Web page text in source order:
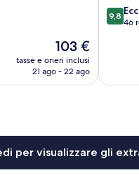
Il
prezzo
attuale
103 €
tasse e oneri inclusi
21 ago - 22 ago
9.8
su
9,8
46
per visualizzare gli